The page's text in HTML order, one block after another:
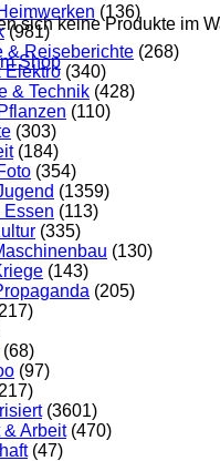
sich keine Produkte im
Shop
(136)
(981)
& Reiseberichte (268)
Elektro (340)
& Technik (428)
(110)
(303)
(184)
(354)
(1359)
Essen (113)
(335)
(130)
(143)
(205)
(68)
(97)
(3601)
& Arbeit (470)
(47)